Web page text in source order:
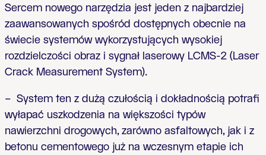
Sercem nowego narzędzia jest jeden z najbardziej
zaawansowanych spośród dostępnych obecnie na
świecie systemów wykorzystujących wysokiej
rozdzielczości obraz i sygnał laserowy LCMS-2 (Laser
Crack Measurement System).
– System ten z dużą czułością i dokładnością potrafi
wyłapać uszkodzenia na większości typów
nawierzchni drogowych, zarówno asfaltowych, jak i z
betonu cementowego już na wczesnym etapie ich